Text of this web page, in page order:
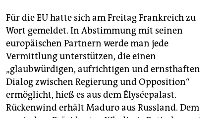
Für die EU hatte sich am Freitag Frankreich zu
Wort gemeldet. In Abstimmung mit seinen
europäischen Partnern werde man jede
Vermittlung unterstützen, die einen
„glaubwürdigen, aufrichtigen und ernsthaften
Dialog zwischen Regierung und Opposition“
ermöglicht, hieß es aus dem Élyséepalast.
Rückenwind erhält Maduro aus Russland. Dem